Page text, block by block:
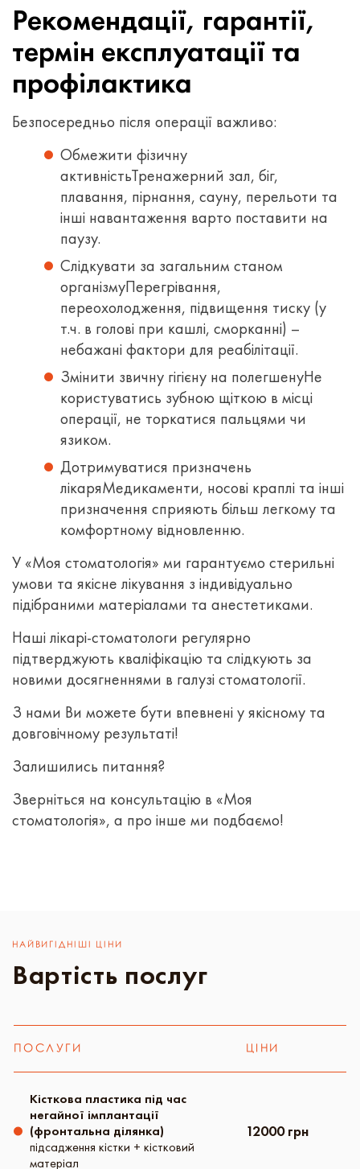
Рекомендації, гарантії,
термін експлуатації та
профілактика
Безпосередньо після операції важливо:
Обмежити фізичну
активністьТренажерний зал, біг,
плавання, пірнання, сауну, перельоти та
інші навантаження варто поставити на
паузу.
Слідкувати за загальним станом
організмуПерегрівання,
переохолодження, підвищення тиску (у
т.ч. в голові при кашлі, сморканні) –
небажані фактори для реабілітації.
Змінити звичну гігієну на полегшенуНе
користуватись зубною щіткою в місці
операції, не торкатися пальцями чи
язиком.
Дотримуватися призначень
лікаряМедикаменти, носові краплі та інші
призначення сприяють більш легкому та
комфортному відновленню.
У «Моя стоматологія» ми гарантуємо стерильні
умови та якісне лікування з індивідуально
підібраними матеріалами та анестетиками.
Наші лікарі-стоматологи регулярно
підтверджують кваліфікацію та слідкують за
новими досягненнями в галузі стоматології.
З нами Ви можете бути впевнені у якісному та
довговічному результаті!
Залишились питання?
Зверніться на консультацію в «Моя
стоматологія», а про інше ми подбаємо!
НАЙВИГІДНІШІ ЦІНИ
Вартість послуг
ПОСЛУГИ ЦІНИ
Кісткова пластика під час
негайної імплантації
(фронтальна ділянка)
підсадження кістки + кістковий
матеріал
12000 грн